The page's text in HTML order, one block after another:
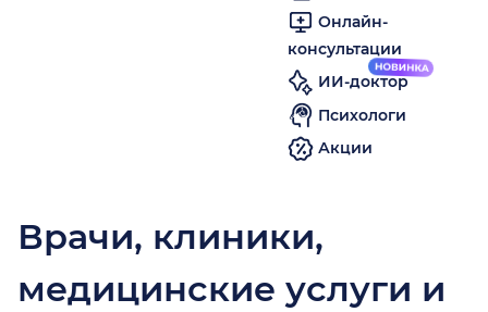
Онлайн-
консультации
ИИ-доктор
Психологи
Акции
Врачи, клиники,
медицинские услуги и